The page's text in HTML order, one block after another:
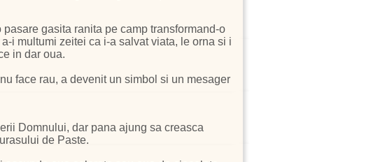
gasita ranita pe camp transformand-o
i multumi zeitei ca i-a salvat viata, le orna si i
in dar oua.
face rau, a devenit un simbol si un mesager
Domnului, dar pana ajung sa creasca
de Paste.